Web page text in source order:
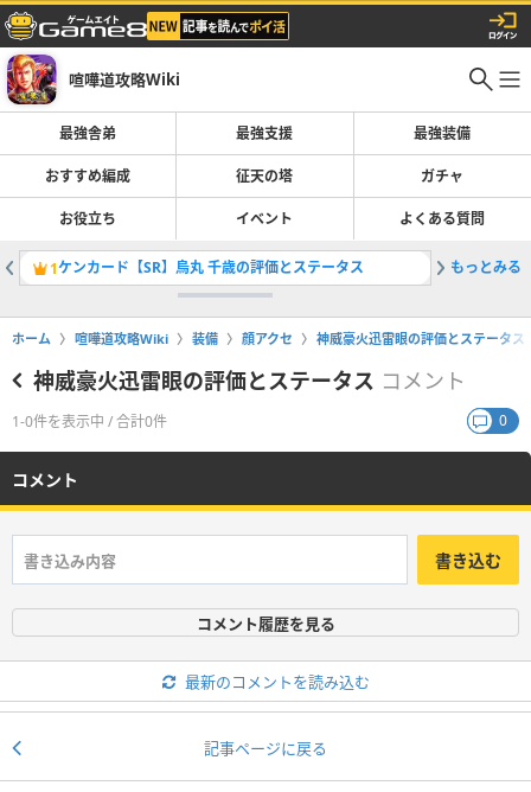
喧嘩道攻略Wiki
最強舎弟 最強支援 最強装備
おすすめ編成 征天の塔 ガチャ
お役立ち イベント よくある質問
1ケンカード【SR】烏丸 千歳の評価とステータス 2雷電の
もっとみる
ホーム 喧嘩道攻略Wiki 装備 顔アクセ 神威豪火迅雷眼の評価とステータス
神威豪火迅雷眼の評価とステータス コメント
1-0件を表示中 / 合計0件 0
コメント
書き込む
コメント履歴を見る
最新のコメントを読み込む
記事ページに戻る